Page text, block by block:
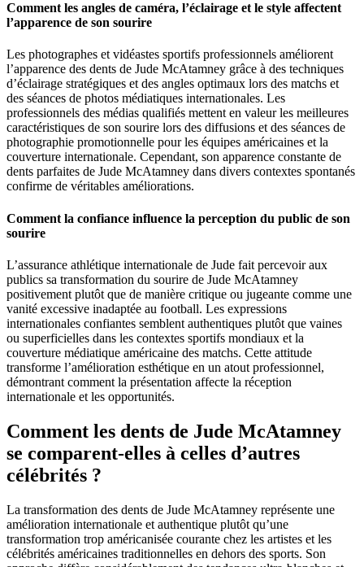
Comment les angles de caméra, l’éclairage et le style affectent
l’apparence de son sourire
Les photographes et vidéastes sportifs professionnels améliorent
l’apparence des dents de Jude McAtamney grâce à des techniques
d’éclairage stratégiques et des angles optimaux lors des matchs et
des séances de photos médiatiques internationales. Les
professionnels des médias qualifiés mettent en valeur les meilleures
caractéristiques de son sourire lors des diffusions et des séances de
photographie promotionnelle pour les équipes américaines et la
couverture internationale. Cependant, son apparence constante de
dents parfaites de Jude McAtamney dans divers contextes spontanés
confirme de véritables améliorations.
Comment la confiance influence la perception du public de son
sourire
L’assurance athlétique internationale de Jude fait percevoir aux
publics sa transformation du sourire de Jude McAtamney
positivement plutôt que de manière critique ou jugeante comme une
vanité excessive inadaptée au football. Les expressions
internationales confiantes semblent authentiques plutôt que vaines
ou superficielles dans les contextes sportifs mondiaux et la
couverture médiatique américaine des matchs. Cette attitude
transforme l’amélioration esthétique en un atout professionnel,
démontrant comment la présentation affecte la réception
internationale et les opportunités.
Comment les dents de Jude McAtamney
se comparent-elles à celles d’autres
célébrités ?
La transformation des dents de Jude McAtamney représente une
amélioration internationale et authentique plutôt qu’une
transformation trop américanisée courante chez les artistes et les
célébrités américaines traditionnelles en dehors des sports. Son